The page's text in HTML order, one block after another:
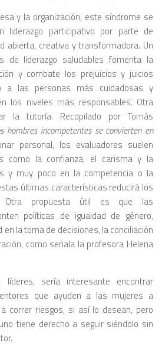
y la organización, este síndrome se
liderazgo participativo por parte de
abierta, creativa y transformadora. Un
de liderazgo saludables fomenta la
y combate los prejuicios y juicios
a las personas más cuidadosas y
los niveles más responsables. Otra
la tutoría. Recopilado por Tomás
hombres incompetentes se convierten en
personal, los evaluadores suelen
como la confianza, el carisma y la
y muy poco en la competencia o la
últimas características reducirá los
Otra propuesta útil es que las
políticas de igualdad de género,
la toma de decisiones, la conciliación
como señala la profesora Helena
sería interesante encontrar
que ayuden a las mujeres a
correr riesgos, si así lo desean, pero
tiene derecho a seguir siéndolo sin